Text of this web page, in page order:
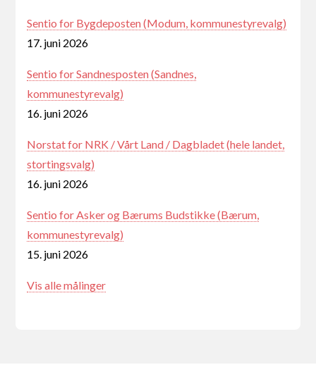
Sentio for Bygdeposten (Modum, kommunestyrevalg)
17. juni 2026
Sentio for Sandnesposten (Sandnes,
kommunestyrevalg)
16. juni 2026
Norstat for NRK / Vårt Land / Dagbladet (hele landet,
stortingsvalg)
16. juni 2026
Sentio for Asker og Bærums Budstikke (Bærum,
kommunestyrevalg)
15. juni 2026
Vis alle målinger